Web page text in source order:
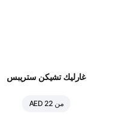
غارليك تشيكن ستريبس
منAED 22